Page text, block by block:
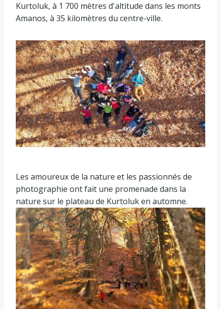
Kurtoluk, à 1 700 mètres d'altitude dans les monts
Amanos, à 35 kilomètres du centre-ville.
Les amoureux de la nature et les passionnés de
photographie ont fait une promenade dans la
nature sur le plateau de Kurtoluk en automne.